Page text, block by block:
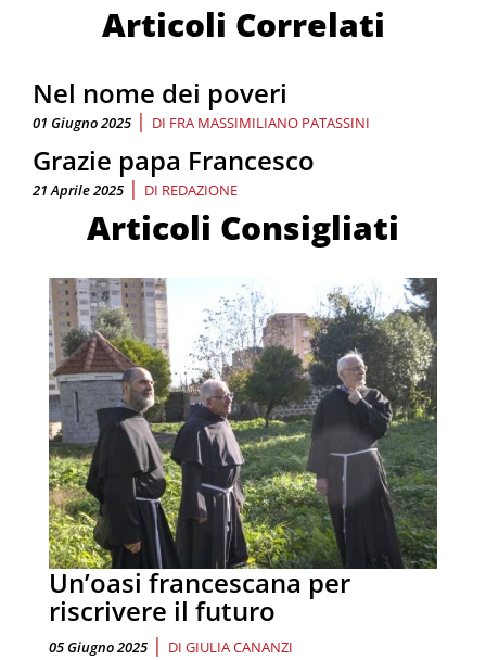
Articoli Correlati
Nel nome dei poveri
01 Giugno 2025 | DI FRA MASSIMILIANO PATASSINI
Grazie papa Francesco
21 Aprile 2025 | DI REDAZIONE
Articoli Consigliati
Un’oasi francescana per
riscrivere il futuro
05 Giugno 2025 | DI GIULIA CANANZI